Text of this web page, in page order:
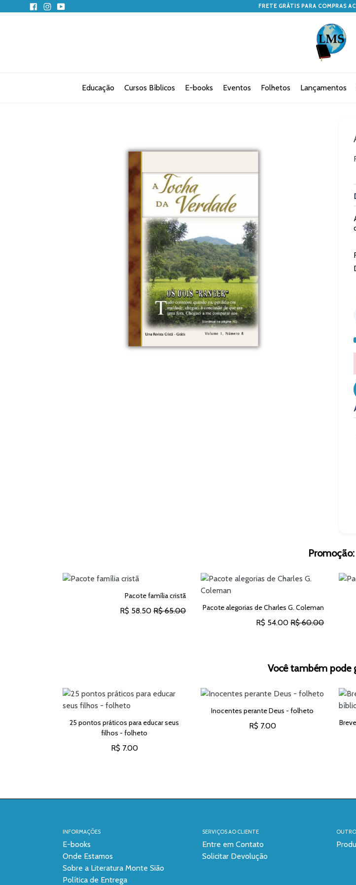
FacebookInstagram FRETE GRÁTIS PARA COMPRAS
Educação Cursos Bíblicos E-books Eventos Folhetos Lançamentos
Promoção:
Pacote família cristã
R$ 58.50 R$ 65.00 Pacote alegorias de Charles G. Coleman
R$ 54.00 R$ 60.00
Você também pode
25 pontos práticos para educar seus
filhos - folheto
R$ 7.00
Inocentes perante Deus - folheto
R$ 7.00
INFORMAÇÕES
E-books
Onde Estamos
Sobre a Literatura Monte Sião
Política de Entrega
SERVIÇOS AO CLIENTE
Entre em Contato
Solicitar Devolução